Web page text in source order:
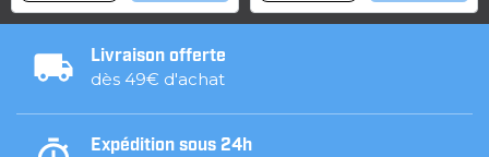
Livraison offerte
dès 49€ d'achat
Expédition sous 24h